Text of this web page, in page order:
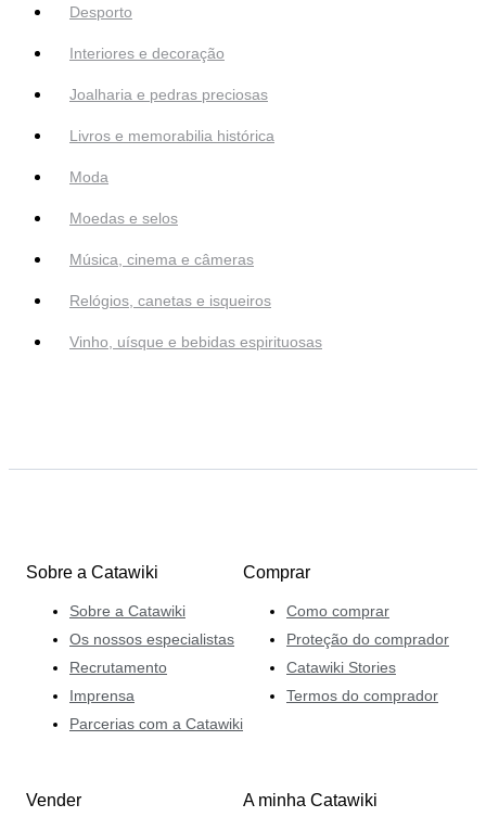
Desporto
Interiores e decoração
Joalharia e pedras preciosas
Livros e memorabilia histórica
Moda
Moedas e selos
Música, cinema e câmeras
Relógios, canetas e isqueiros
Vinho, uísque e bebidas espirituosas
Sobre a Catawiki
Sobre a Catawiki
Os nossos especialistas
Recrutamento
Imprensa
Parcerias com a Catawiki
Comprar
Como comprar
Proteção do comprador
Catawiki Stories
Termos do comprador
Vender A minha Catawiki